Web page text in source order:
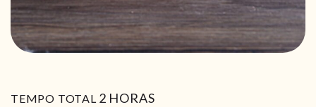
TEMPO TOTAL 2HORAS
HORAS